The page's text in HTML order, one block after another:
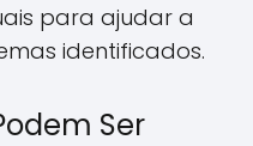
para ajudar a
identificados.
Ser